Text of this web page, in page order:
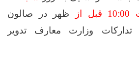
10:00 قبل از
ظهر در صالون
وزارت معارف تدویر